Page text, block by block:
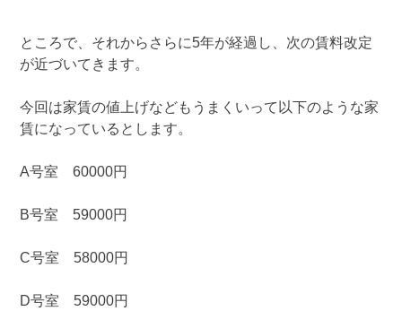
ところで、それからさらに5年が経過し、次の賃料改定
が近づいてきます。
今回は家賃の値上げなどもうまくいって以下のような家
賃になっているとします。
A号室 60000円
B号室 59000円
C号室 58000円
D号室 59000円